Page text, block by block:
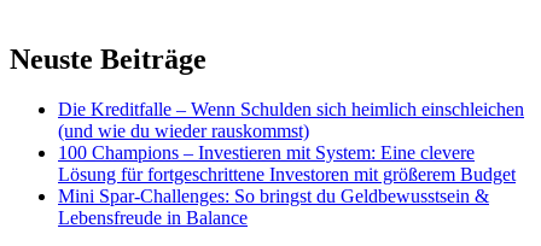
Neuste Beiträge
Die Kreditfalle – Wenn Schulden sich heimlich einschleichen
(und wie du wieder rauskommst)
100 Champions – Investieren mit System: Eine clevere
Lösung für fortgeschrittene Investoren mit größerem Budget
Mini Spar-Challenges: So bringst du Geldbewusstsein &
Lebensfreude in Balance